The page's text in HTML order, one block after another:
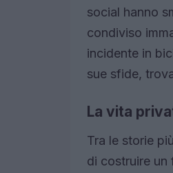
social hanno
condiviso
incidente in
sue sfide,
La vita
Tra le storie
di costruire un